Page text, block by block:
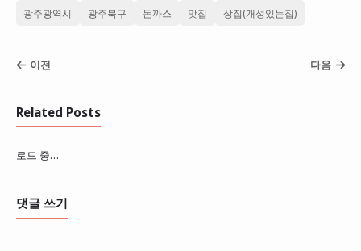
광주광역시 광주북구 돈까스 맛집 상집(개성있는집)
이전 다음
Related Posts
로드 중…
댓글 쓰기